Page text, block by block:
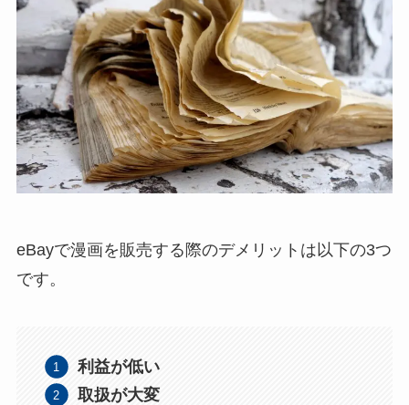
eBayで漫画を販売する際のデメリットは以下の3つ
です。
利益が低い
取扱が大変